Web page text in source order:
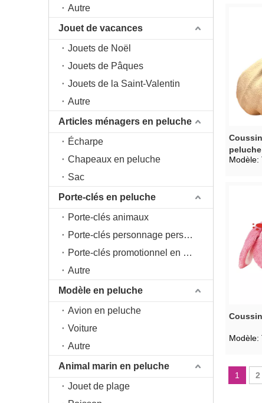
Autre
Jouet de vacances
Jouets de Noël
Jouets de Pâques
Jouets de la Saint-Valentin
Autre
Articles ménagers en peluche
Écharpe
Chapeaux en peluche
Sac
Porte-clés en peluche
Porte-clés animaux
Porte-clés personnage personnage
Porte-clés promotionnel en peluche
Autre
Modèle en peluche
Avion en peluche
Voiture
Autre
Animal marin en peluche
Jouet de plage
peluche
Modèle:
Modèle:
1 2